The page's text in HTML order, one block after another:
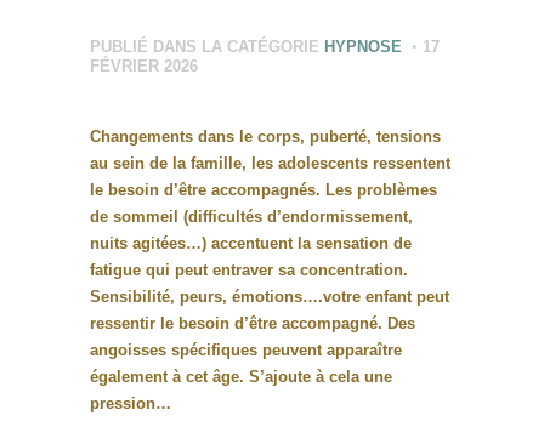
PUBLIÉ DANS LA CATÉGORIE HYPNOSE
17
FÉVRIER 2026
Changements dans le corps, puberté, tensions
au sein de la famille, les adolescents ressentent
le besoin d’être accompagnés. Les problèmes
de sommeil (difficultés d’endormissement,
nuits agitées…) accentuent la sensation de
fatigue qui peut entraver sa concentration.
Sensibilité, peurs, émotions….votre enfant peut
ressentir le besoin d’être accompagné. Des
angoisses spécifiques peuvent apparaître
également à cet âge. S’ajoute à cela une
pression…